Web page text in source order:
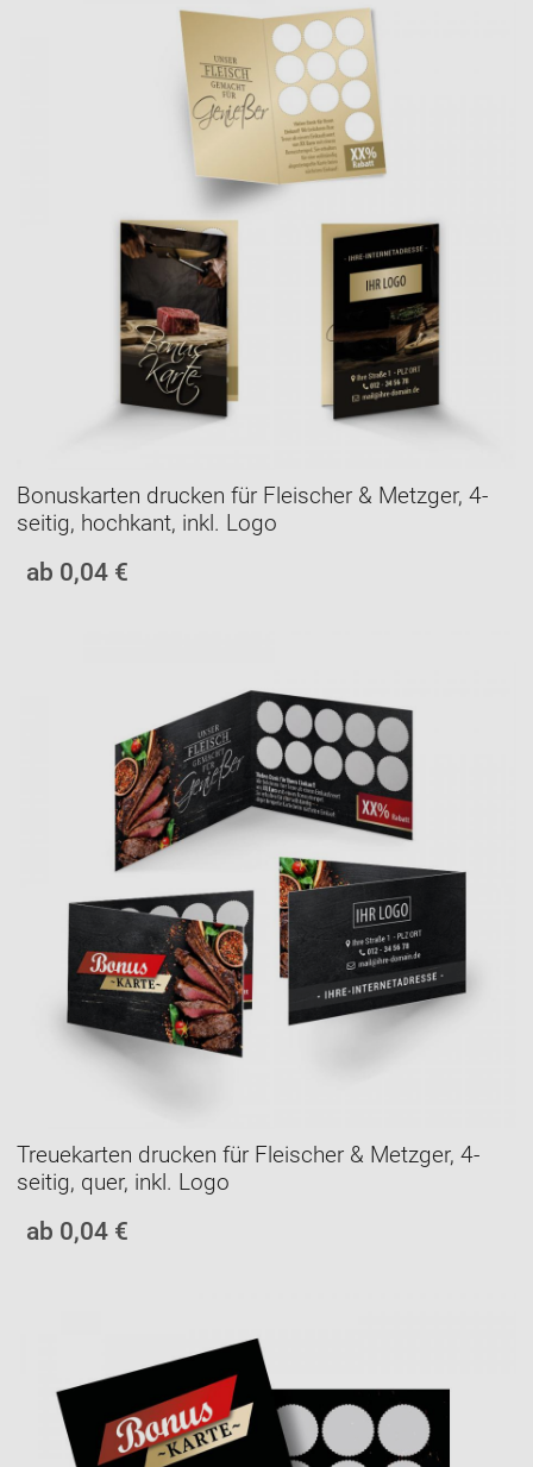
Bonuskarten drucken für Fleischer & Metzger, 4-
seitig, hochkant, inkl. Logo
ab 0,04 €
Treuekarten drucken für Fleischer & Metzger, 4-
seitig, quer, inkl. Logo
ab 0,04 €